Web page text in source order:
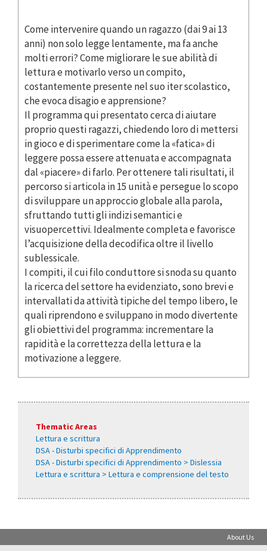
Come intervenire quando un ragazzo (dai 9 ai 13
anni) non solo legge lentamente, ma fa anche
molti errori? Come migliorare le sue abilità di
lettura e motivarlo verso un compito,
costantemente presente nel suo iter scolastico,
che evoca disagio e apprensione?
Il programma qui presentato cerca di aiutare
proprio questi ragazzi, chiedendo loro di mettersi
in gioco e di sperimentare come la «fatica» di
leggere possa essere attenuata e accompagnata
dal «piacere» di farlo. Per ottenere tali risultati, il
percorso si articola in 15 unità e persegue lo scopo
di sviluppare un approccio globale alla parola,
sfruttando tutti gli indizi semantici e
visuopercettivi. Idealmente completa e favorisce
l’acquisizione della decodifica oltre il livello
sublessicale.
I compiti, il cui filo conduttore si snoda su quanto
la ricerca del settore ha evidenziato, sono brevi e
intervallati da attività tipiche del tempo libero, le
quali riprendono e sviluppano in modo divertente
gli obiettivi del programma: incrementare la
rapidità e la correttezza della lettura e la
motivazione a leggere.
Thematic Areas
Lettura e scrittura
DSA - Disturbi specifici di Apprendimento
DSA - Disturbi specifici di Apprendimento > Dislessia
Lettura e scrittura > Lettura e comprensione del testo
About Us